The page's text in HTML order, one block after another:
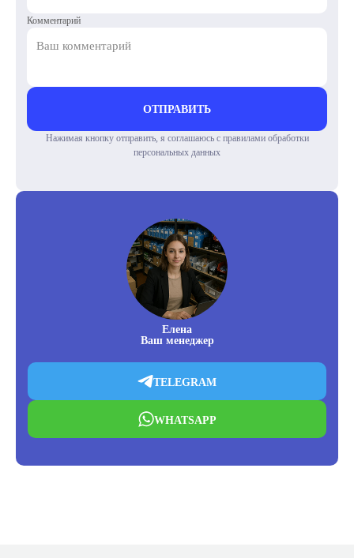
Комментарий
ОТПРАВИТЬ
Нажимая кнопку отправить, я соглашаюсь с правилами обработки
персональных данных
Елена
Ваш менеджер
TELEGRAM
WHATSAPP